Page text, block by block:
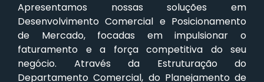
Apresentamos nossas soluções em
Desenvolvimento Comercial e Posicionamento
de Mercado, focadas em impulsionar o
faturamento e a força competitiva do seu
negócio. Através da Estruturação do
Departamento Comercial, do Planejamento de